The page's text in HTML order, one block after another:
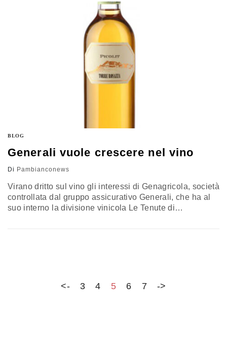
nucleare. Secondo i dati di Sace, l'Italia ha perso 15
miliardi di euro di esportazioni con un…
BLOG
Generali vuole crescere nel vino
Di Pambianconews
Virano dritto sul vino gli interessi di Genagricola, società
controllata dal gruppo assicurativo Generali, che ha al
suo interno la divisione vinicola Le Tenute di
<- 3 4 5 6 7 ->